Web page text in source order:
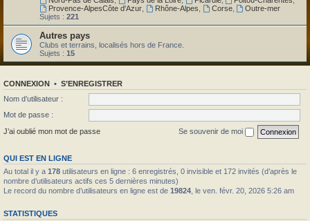
Provence-AlpesCôte d'Azur, Rhône-Alpes Corse,
Outre-mer
Sujets : 221
Autres pays
Clubs et terrains, localisés hors de France.
Sujets : 15
CONNEXION • S’ENREGISTRER
Nom d’utilisateur :
Mot de passe :
J’ai oublié mon mot de passe
Se souvenir de moi
QUI EST EN LIGNE
Au total il y a 178 utilisateurs en ligne : 6 enregistrés, 0 invisible et 172 invités (d’après le
nombre d’utilisateurs actifs ces 5 dernières minutes)
Le record du nombre d’utilisateurs en ligne est de 19824 , le ven. févr. 20, 2026 5:26 am
STATISTIQUES